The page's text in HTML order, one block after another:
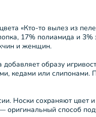
«Кто-то вылез из
17% полиамида и 3%
и женщин.
образу
кедами или слипонами.
Носки сохраняют цвет
оригинальный способ